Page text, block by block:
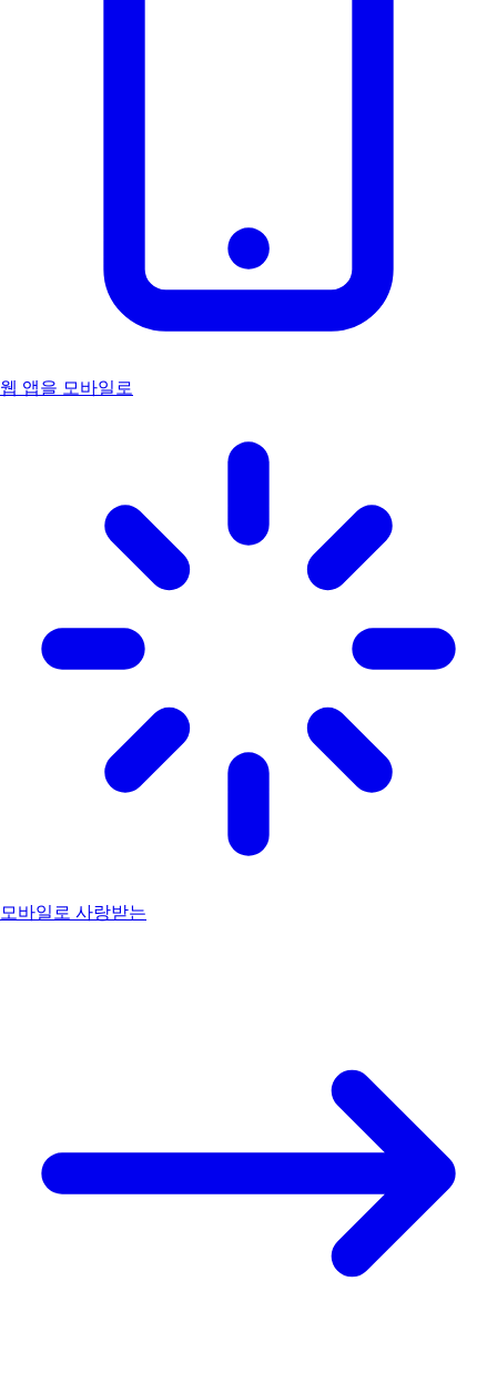
웹 앱을 모바일로
모바일로 사랑받는